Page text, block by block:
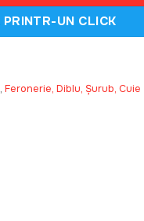
, Feronerie, Diblu, Șurub, Cuie